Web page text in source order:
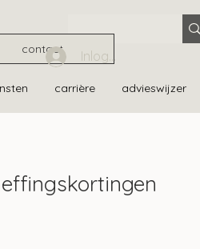
contact
carrière advieswijzer
Inloggen